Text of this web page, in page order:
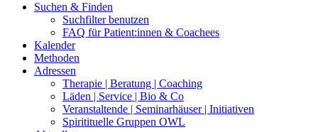
Suchen & Finden
Suchfilter benutzen
FAQ für Patient:innen & Coachees
Kalender
Methoden
Adressen
Therapie | Beratung | Coaching
Läden | Service | Bio & Co
Veranstaltende | Seminarhäuser | Initiativen
Spiritituelle Gruppen OWL